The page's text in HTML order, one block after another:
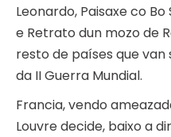
Leonardo, Paisaxe co
e Retrato dun mozo de
resto de países que van
da II Guerra Mundial.
Francia, vendo
Louvre decide, baixo a